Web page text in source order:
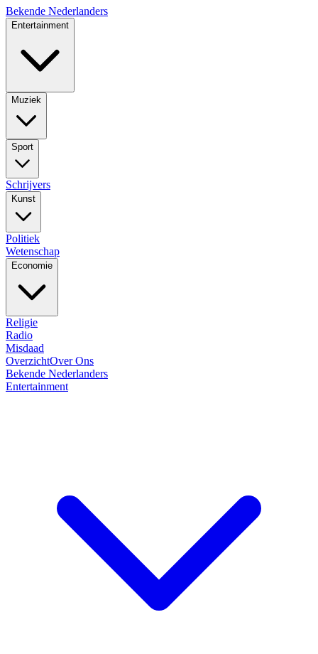
Bekende Nederlanders
Entertainment
Muziek
Sport
Schrijvers
Kunst
Politiek
Wetenschap
Economie
Religie
Radio
Misdaad
OverzichtOver Ons
Bekende Nederlanders
Entertainment